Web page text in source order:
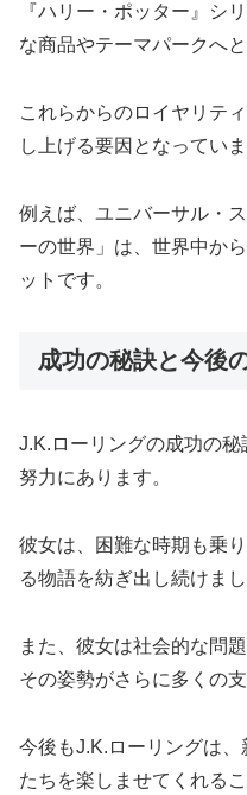
『ハリー・ポッター』シ
な商品やテーマパークへ
これらからのロイヤリテ
し上げる要因となっていま
例えば、ユニバーサル・
ーの世界」は、世界中か
ットです。
成功の秘訣と今後
J.K.ローリングの成功の
努力にあります。
彼女は、困難な時期も乗
る物語を紡ぎ出し続けまし
また、彼女は社会的な問
その姿勢がさらに多くの
今後もJ.K.ローリングは
たちを楽しませてくれるこ